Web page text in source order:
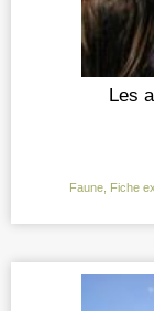
Les
Faune Fiche